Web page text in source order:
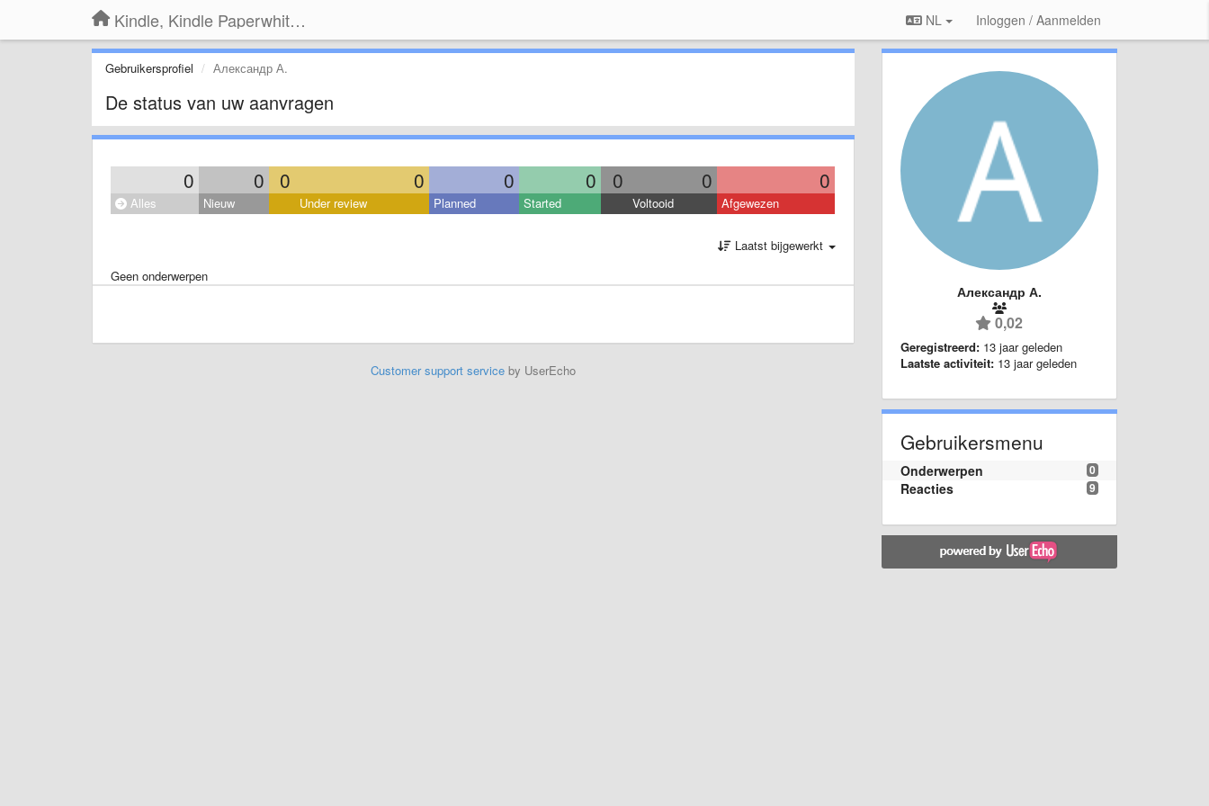
Kindle, Kindle Paperwhite, Kindle Voyage NL Inloggen / Aanmelden
Gebruikersprofiel Александр А.
De status van uw aanvragen
0 0 0 0 0 0 0 0 0
Alles Nieuw Under review Planned Started Voltooid Afgewezen
Laatst bijgewerkt
Geen onderwerpen
Customer support serviceby UserEcho
Александр А.
0,02
Geregistreerd: 13 jaar geleden
Laatste activiteit: 13 jaar geleden
Gebruikersmenu
0
Onderwerpen
9
Reacties